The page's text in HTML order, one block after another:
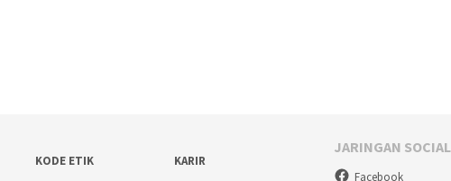
KODE ETIK
KARIR
JARINGAN SOCIAL
Facebook